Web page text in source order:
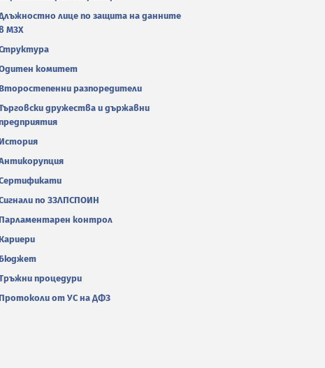
лице по защита на данните
МЗХ
комитет
разпоредители
дружества и държавни
по ЗЗЛПСПОИН
контрол
процедури
от УС на ДФЗ